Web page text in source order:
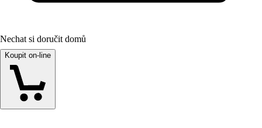
Nechat si doručit domů
Koupit on-line